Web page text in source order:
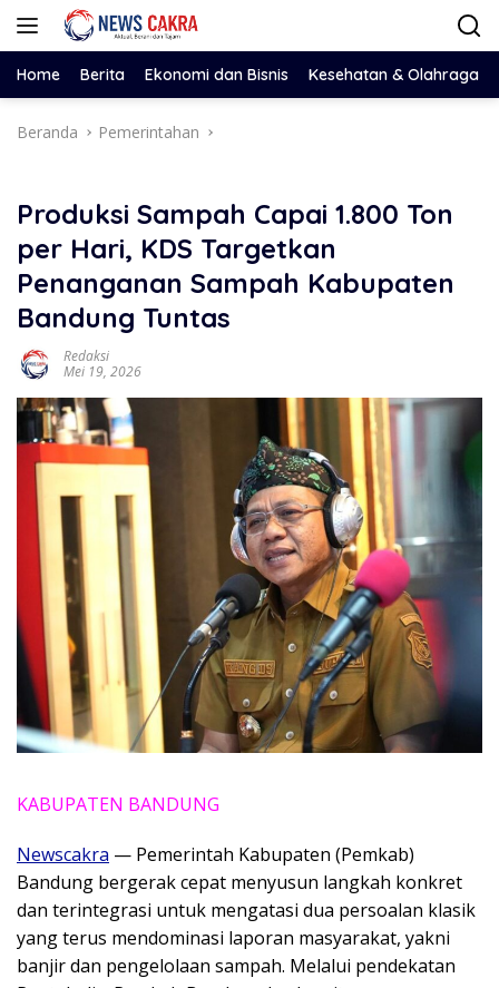
Langsung
Home Berita Ekonomi dan Bisnis Kesehatan & Olahraga
Beranda Pemerintahan
Produksi Sampah Capai 1.800 Ton
per Hari, KDS Targetkan
Penanganan Sampah Kabupaten
Bandung Tuntas
Redaksi
Mei 19, 2026
KABUPATEN BANDUNG
Newscakra — Pemerintah Kabupaten (Pemkab)
Bandung bergerak cepat menyusun langkah konkret
dan terintegrasi untuk mengatasi dua persoalan klasik
yang terus mendominasi laporan masyarakat, yakni
banjir dan pengelolaan sampah. Melalui pendekatan